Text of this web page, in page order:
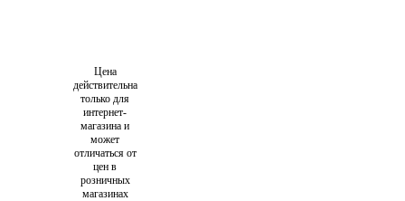
Цена
действительна
только для
интернет-
магазина и
может
отличаться от
цен в
розничных
магазинах